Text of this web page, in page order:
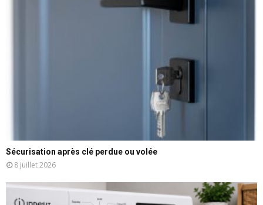
Sécurisation après clé perdue ou volée
8 juillet 2026